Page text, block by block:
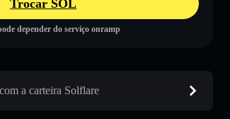
Trocar SOL
depender do serviço onramp
a carteira Solflare